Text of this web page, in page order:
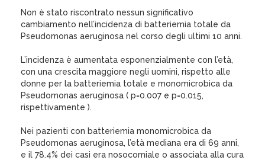
Non è stato riscontrato nessun significativo
cambiamento nell’incidenza di batteriemia totale da
Pseudomonas aeruginosa nel corso degli ultimi 10 anni.
L’incidenza è aumentata esponenzialmente con l’età,
con una crescita maggiore negli uomini, rispetto alle
donne per la batteriemia totale e monomicrobica da
Pseudomonas aeruginosa ( p=0.007 e p=0.015,
rispettivamente ).
Nei pazienti con batteriemia monomicrobica da
Pseudomonas aeruginosa, l’età mediana era di 69 anni,
e il 78.4% dei casi era nosocomiale o associata alla cura